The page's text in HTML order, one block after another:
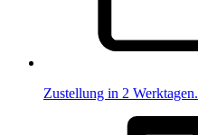
Zustellung in 2 Werktagen.